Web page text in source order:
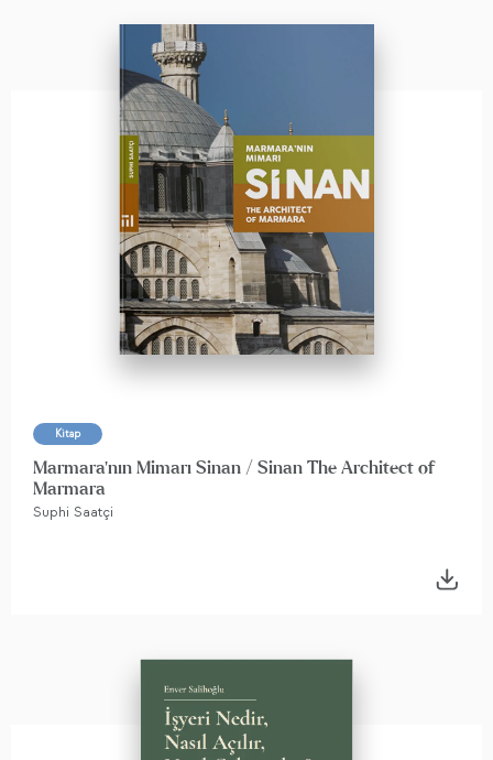
Kitap
Marmara'nın Mimarı Sinan / Sinan The Architect of
Marmara
Suphi Saatçi